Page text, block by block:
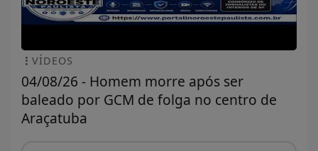
VÍDEOS
04/08/26 - Homem morre após ser
baleado por GCM de folga no centro de
Araçatuba